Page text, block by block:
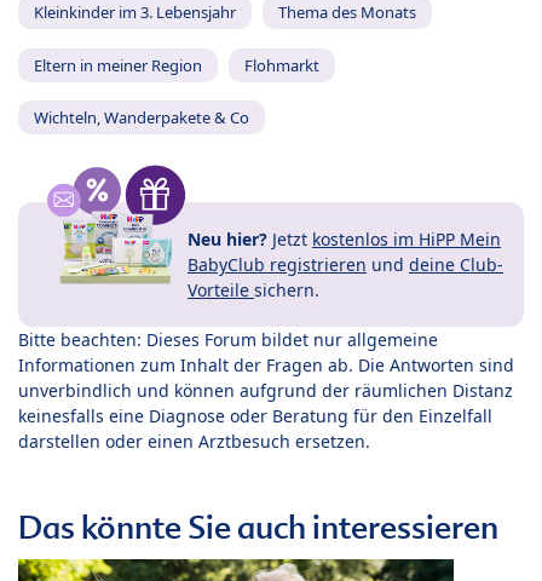
Kleinkinder im 3. Lebensjahr Thema des Monats
Eltern in meiner Region Flohmarkt
Wichteln, Wanderpakete & Co
Neu hier? Jetzt kostenlos im HiPP Mein
BabyClub registrieren und deine Club-
Vorteile sichern.
Bitte beachten: Dieses Forum bildet nur allgemeine
Informationen zum Inhalt der Fragen ab. Die Antworten sind
unverbindlich und können aufgrund der räumlichen Distanz
keinesfalls eine Diagnose oder Beratung für den Einzelfall
darstellen oder einen Arztbesuch ersetzen.
Das könnte Sie auch interessieren